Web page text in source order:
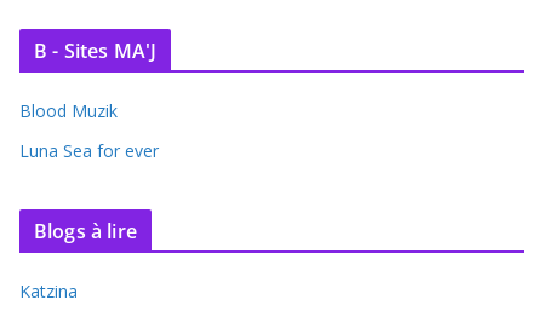
B - Sites MA'J
Blood Muzik
Luna Sea for ever
Blogs à lire
Katzina